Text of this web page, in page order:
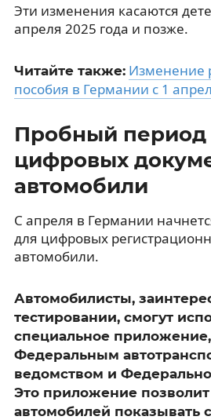
Эти изменения касаются
апреля 2025 года и позже.
Читайте также: Изменение
пособия в Германии с 1
Пробный период
цифровых
автомобили
С апреля в Германии
для цифровых
автомобили.
Автомобилисты,
тестировании, смогут
специальное
Федеральным
ведомством и
Это приложение
автомобилей показывать